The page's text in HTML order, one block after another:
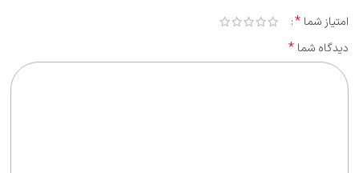
امتیاز شما *
دیدگاه شما *